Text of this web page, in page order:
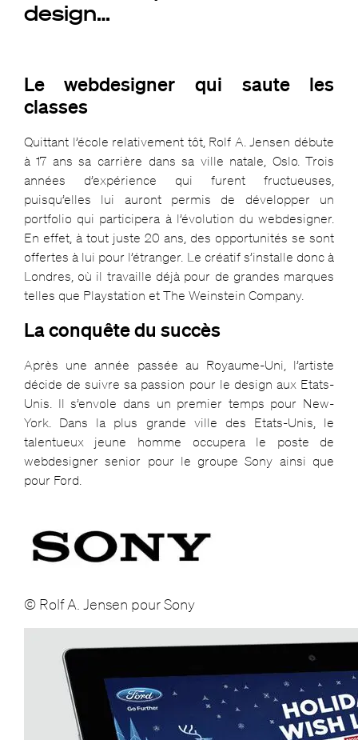
design…
Le webdesigner qui saute les
classes
Quittant l’école relativement tôt, Rolf A. Jensen débute
à 17 ans sa carrière dans sa ville natale, Oslo. Trois
années d’expérience qui furent fructueuses,
puisqu’elles lui auront permis de développer un
portfolio qui participera à l’évolution du webdesigner.
En effet, à tout juste 20 ans, des opportunités se sont
offertes à lui pour l’étranger. Le créatif s’installe donc à
Londres, où il travaille déjà pour de grandes marques
telles que Playstation et The Weinstein Company.
La conquête du succès
Après une année passée au Royaume-Uni, l’artiste
décide de suivre sa passion pour le design aux Etats-
Unis. Il s’envole dans un premier temps pour New-
York. Dans la plus grande ville des Etats-Unis, le
talentueux jeune homme occupera le poste de
webdesigner senior pour le groupe Sony ainsi que
pour Ford.
© Rolf A. Jensen pour Sony